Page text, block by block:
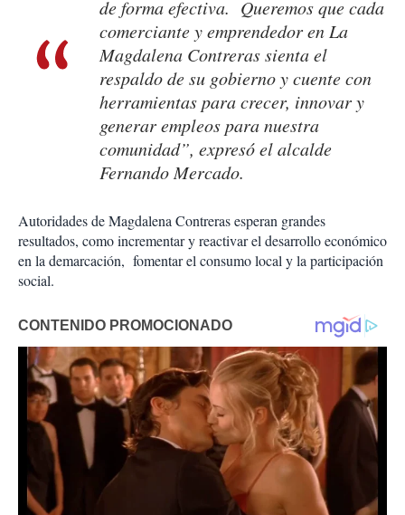
de forma efectiva. Queremos que cada
comerciante y emprendedor en La
Magdalena Contreras sienta el
respaldo de su gobierno y cuente con
herramientas para crecer, innovar y
generar empleos para nuestra
comunidad”, expresó el alcalde
Fernando Mercado.
Autoridades de Magdalena Contreras esperan grandes
resultados, como incrementar y reactivar el desarrollo económico
en la demarcación, fomentar el consumo local y la participación
social.